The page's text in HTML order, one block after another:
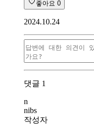
좋아요 0
2024.10.24
댓글 1
n
nibs
작성자